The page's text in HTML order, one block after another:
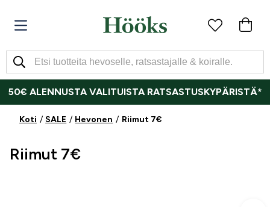
50€ ALENNUSTA VALITUISTA RATSASTUSKYPÄRISTÄ*
Koti SALE Hevonen Riimut 7€
Riimut 7€